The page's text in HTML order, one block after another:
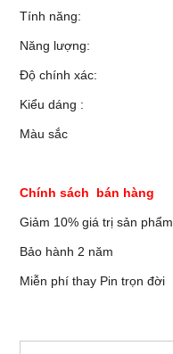
Tính năng:
Năng lượng:
Độ chính xác:
Kiểu dáng :
Màu sắc
Chính sách bán hàng
Giảm 10% giá trị sản phẩm
Bảo hành 2 năm
Miễn phí thay Pin trọn đời